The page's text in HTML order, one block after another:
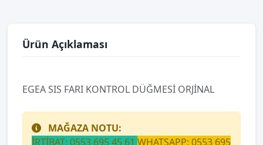
Ürün Açıklaması
EGEA SIS FARI KONTROL DÜĞMESİ ORJİNAL
MAĞAZA NOTU:
İRTİBAT: 0553 695 45 61 WHATSAPP: 0553 695